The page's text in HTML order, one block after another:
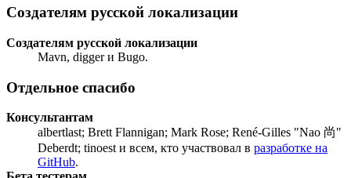
Создателям русской локализации
Создателям русской локализации
Mavn, digger и Bugo.
Отдельное спасибо
Консультантам
albertlast; Brett Flannigan; Mark Rose; René-Gilles "Nao 尚"
Deberdt; tinoest и всем, кто участвовал в разработке на
GitHub.